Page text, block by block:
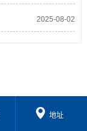
2025-08-02
地址